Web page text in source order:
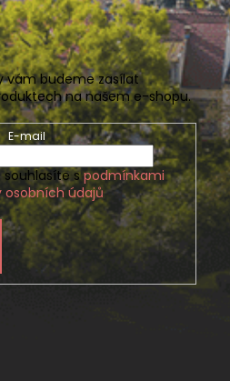
vám budeme zasílat
na našem e-shopu.
E-mail
spodmínkami
osobních údajů